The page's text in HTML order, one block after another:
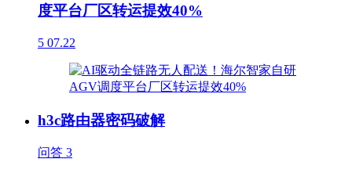
度平台厂区转运提效40%
5 07.22
h3c路由器密码破解
问答 3